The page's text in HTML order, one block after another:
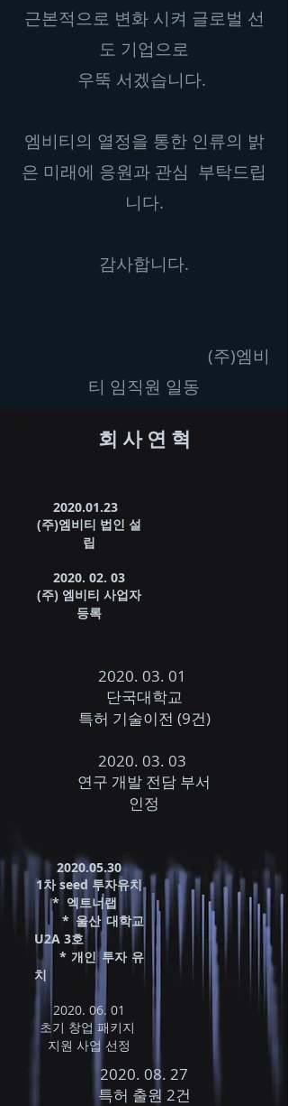
근본적으로 변화 시켜 글로벌 선
도 기업으로
우뚝 서겠습니다.
엠비티의 열정을 통한 인류의 밝
은 미래에 응원과 관심 부탁드립
니다.
​감사합니다.
(주)엠비
티 임직원 일동
​회 사 연 혁
2020.01.23
​(주)엠비티 법인 설
립
2020. 02. 03
(주) 엠비티 사업자
등록
2020. 03. 01
단국대학교
특허 기술이전 (9건)
2020. 03. 03
연구 개발 전담 부서
​인정
2020.05.30
1차 seed 투자유치
* 엑트너랩
* 울산 대학교
U2A 3호
* 개인 투자 유
치
2020. 06. 01
초기 창업 패키지
지원 사업 ​선정
2020. 08. 27
특허 출원 2건